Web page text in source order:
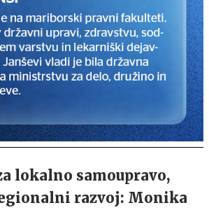
lokalno samoupravo,
razvoj: Monika